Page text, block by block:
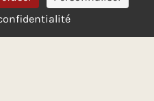
MODÉRATION